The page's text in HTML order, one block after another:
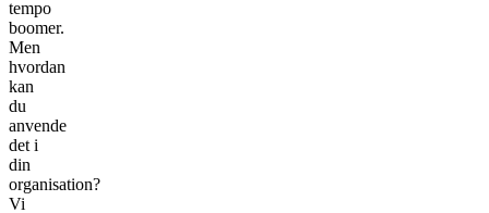
tempo
boomer.
Men
hvordan
kan
du
anvende
det i
din
organisation?
Vi